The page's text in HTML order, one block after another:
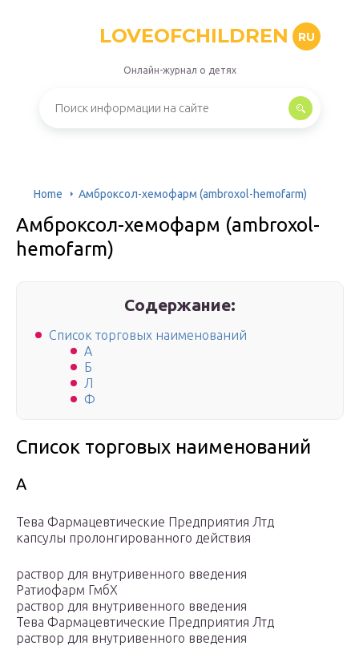
LOVEOFCHILDREN RU
Онлайн-журнал о детях
Home Амброксол-хемофарм (ambroxol-hemofarm)
Амброксол-хемофарм (ambroxol-
hemofarm)
Содержание:
Список торговых наименований
А
Б
Л
Ф
Список торговых наименований
А
Тева Фармацевтические Предприятия Лтд
капсулы пролонгированного действия
раствор для внутривенного введения
Ратиофарм ГмбХ
раствор для внутривенного введения
Тева Фармацевтические Предприятия Лтд
раствор для внутривенного введения